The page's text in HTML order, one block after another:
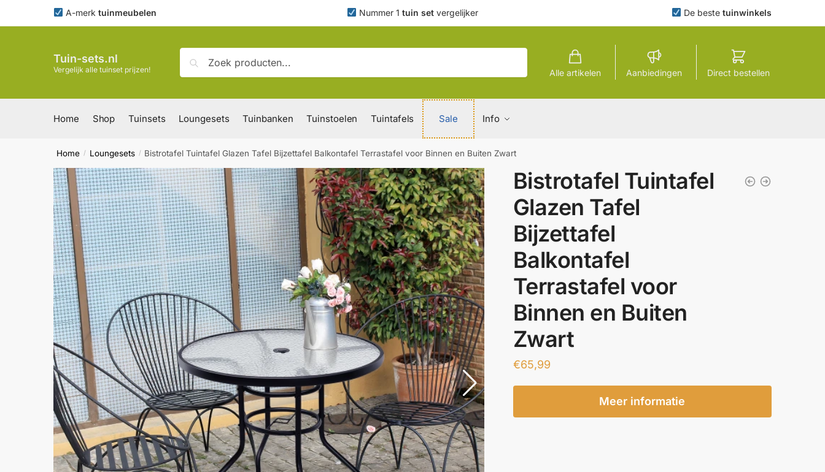
A-merk tuinmeubelen Nummer 1 tuin set vergelijker De beste tuinwinkels
Tuin-sets.nl
Vergelijk alle tuinset prijzen!
naar:
Zoeken
Alle artikelen Aanbiedingen Direct bestellen
Home Shop Tuinsets Loungesets Tuinbanken Tuinstoelen Tuintafels Sale Info
Home / Loungesets / Bistrotafel Tuintafel Glazen Tafel Bijzettafel Balkontafel Terrastafel voor Binnen en Buiten Zwart
Bistrotafel Tuintafel
Glazen Tafel
Bijzettafel
Balkontafel
Terrastafel voor
Binnen en Buiten
Zwart
€65,99
Meer informatie